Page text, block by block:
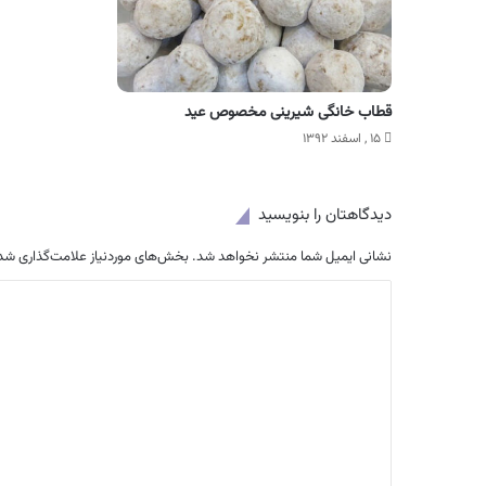
قطاب خانگی شیرینی مخصوص عید
۱۵ , اسفند ۱۳۹۲
دیدگاهتان را بنویسید
نشانی ایمیل شما منتشر نخواهد شد. بخش‌های موردنیاز علامت‌گذاری